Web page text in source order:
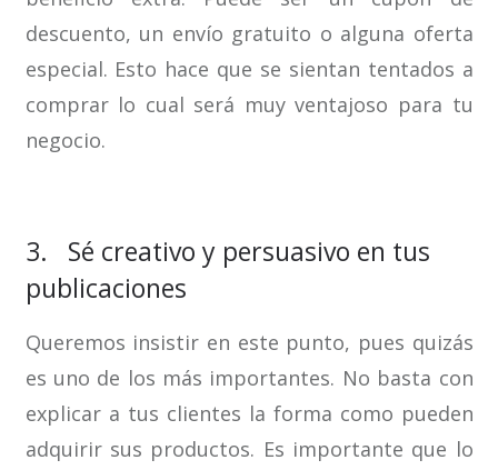
descuento, un envío gratuito o alguna oferta
especial. Esto hace que se sientan tentados a
comprar lo cual será muy ventajoso para tu
negocio.
3. Sé creativo y persuasivo en tus
publicaciones
Queremos insistir en este punto, pues quizás
es uno de los más importantes. No basta con
explicar a tus clientes la forma como pueden
adquirir sus productos. Es importante que lo